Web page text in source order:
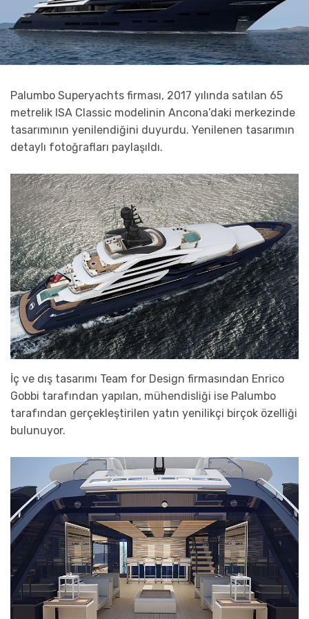
Palumbo Superyachts firması, 2017 yılında satılan 65
metrelik ISA Classic modelinin Ancona’daki merkezinde
tasarımının yenilendiğini duyurdu. Yenilenen tasarımın
detaylı fotoğrafları paylaşıldı.
İç ve dış tasarımı Team for Design firmasından Enrico
Gobbi tarafından yapılan, mühendisliği ise Palumbo
tarafından gerçekleştirilen yatın yenilikçi birçok özelliği
bulunuyor.